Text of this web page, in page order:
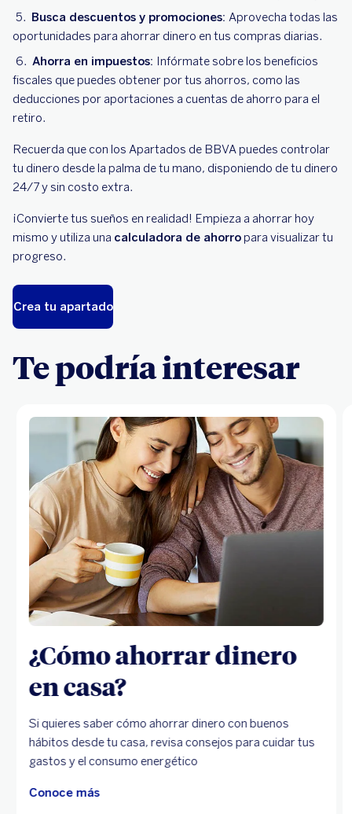
Busca descuentos y promociones: Aprovecha todas las
oportunidades para ahorrar dinero en tus compras diarias.
Ahorra en impuestos: Infórmate sobre los beneficios
fiscales que puedes obtener por tus ahorros, como las
deducciones por aportaciones a cuentas de ahorro para el
retiro.
Recuerda que con los Apartados de BBVA puedes controlar
tu dinero desde la palma de tu mano, disponiendo de tu dinero
24/7 y sin costo extra.
¡Convierte tus sueños en realidad! Empieza a ahorrar hoy
mismo y utiliza una calculadora de ahorropara visualizar tu
progreso.
Crea tu apartado
Te podría interesar
¿Cómo ahorrar dinero
en casa?
Si quieres saber cómo ahorrar dinero con buenos
hábitos desde tu casa, revisa consejos para cuidar tus
gastos y el consumo energético
Conoce más